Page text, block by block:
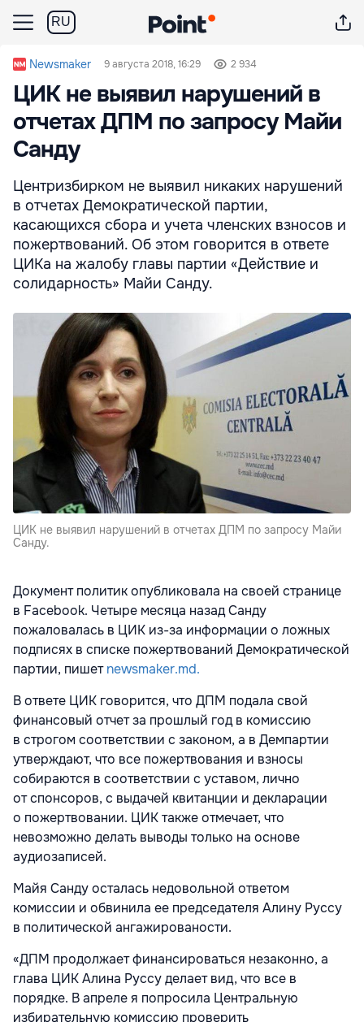
RU
Newsmaker 9 августа 2018, 16:29 2 934
ЦИК не выявил нарушений в
отчетах ДПМ по запросу Майи
Санду
Центризбирком не выявил никаких нарушений
в отчетах Демократической партии,
касающихся сбора и учета членских взносов и
пожертвований. Об этом говорится в ответе
ЦИКа на жалобу главы партии «Действие и
солидарность» Майи Санду.
ЦИК не выявил нарушений в отчетах ДПМ по запросу Майи
Санду.
Документ политик опубликовала на своей странице
в Facebook. Четыре месяца назад Санду
пожаловалась в ЦИК из-за информации о ложных
подписях в списке пожертвований Демократической
партии, пишетnewsmaker.md.
В ответе ЦИК говорится, что ДПМ подала свой
финансовый отчет за прошлый год в комиссию
в строгом соответствии с законом, а в Демпартии
утверждают, что все пожертвования и взносы
собираются в соответствии с уставом, лично
от спонсоров, с выдачей квитанции и декларации
о пожертвовании. ЦИК также отмечает, что
невозможно делать выводы только на основе
аудиозаписей.
Майя Санду осталась недовольной ответом
комиссии и обвинила ее председателя Алину Руссу
в политической ангажированости.
«ДПМ продолжает финансироваться незаконно, а
глава ЦИК Алина Руссу делает вид, что все в
порядке. В апреле я попросила Центральную
избирательную комиссию проверить